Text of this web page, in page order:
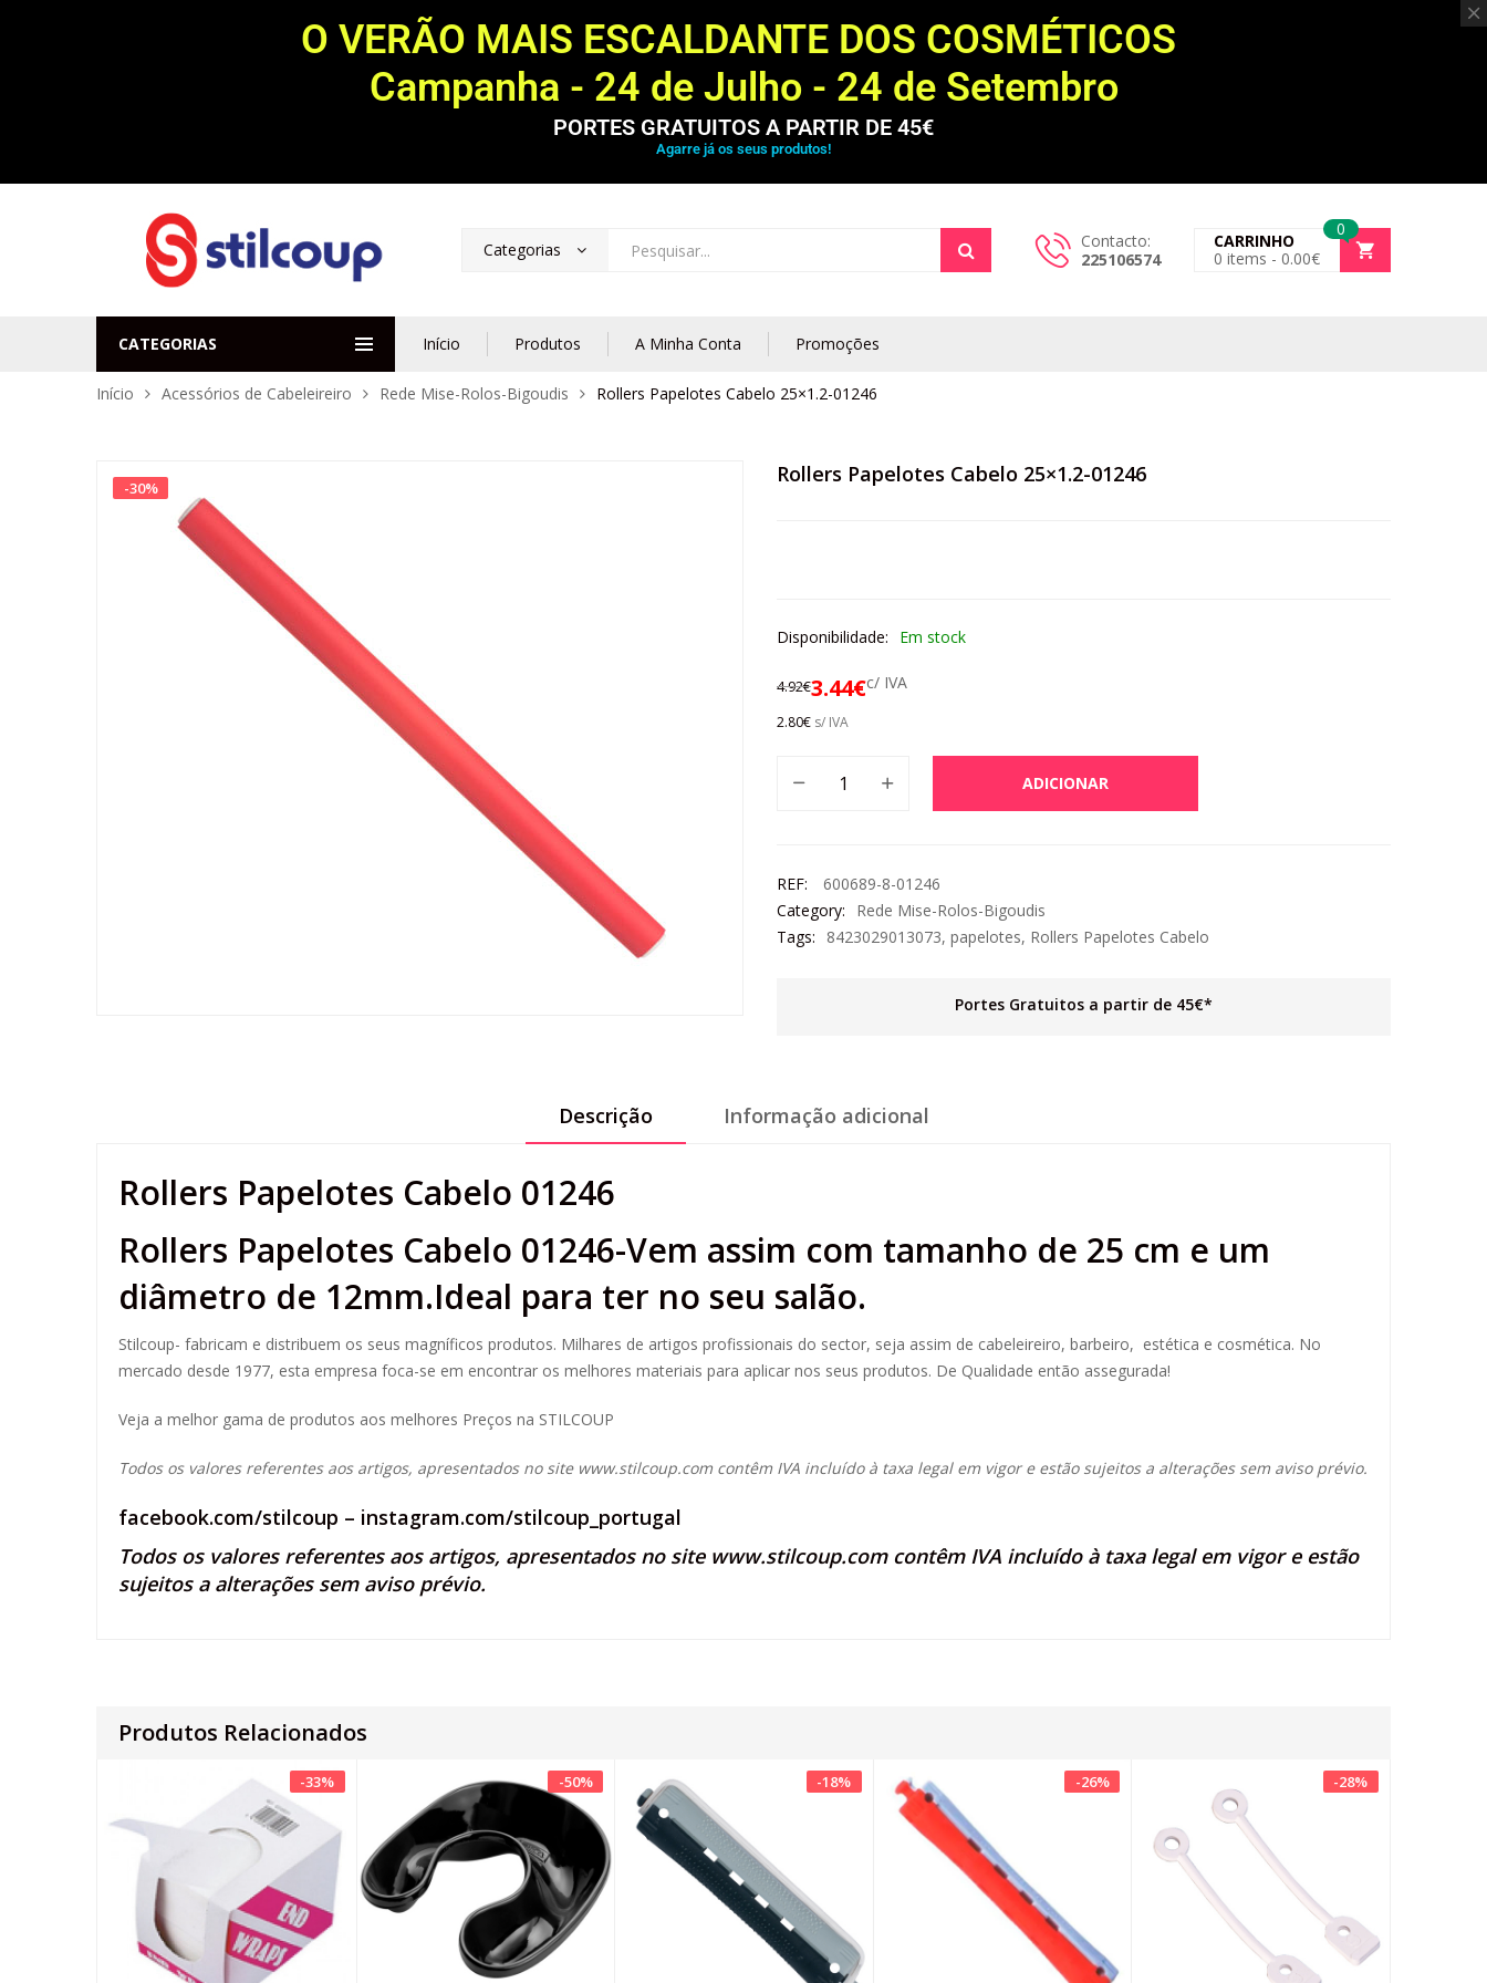
O VERÃO MAIS ESCALDANTE DOS COSMÉTICOS
Campanha - 24 de Julho - 24 de Setembro
PORTES GRATUITOS A PARTIR DE 45€
Agarre já os seus produtos!
Categorias
Contacto:
225106574
0
CARRINHO
0 items - 0.00€
CATEGORIAS Início Produtos A Minha Conta Promoções
Início Acessórios de Cabeleireiro Rede Mise-Rolos-Bigoudis Rollers Papelotes Cabelo 25×1.2-01246
-30%
Rollers Papelotes Cabelo 25×1.2-01246
Disponibilidade: Em stock
4.92€3.44€c/ IVA
2.80€ s/ IVA
ADICIONAR
REF:
600689-8-01246
Category:
Rede Mise-Rolos-Bigoudis
Tags:
8423029013073, papelotes, Rollers Papelotes Cabelo
Portes Gratuitos a partir de 45€*
Descrição Informação adicional
Rollers Papelotes Cabelo 01246
Rollers Papelotes Cabelo 01246-Vem assim com tamanho de 25 cm e um
diâmetro de 12mm.Ideal para ter no seu salão.
Stilcoup- fabricam e distribuem os seus magníficos produtos. Milhares de artigos profissionais do sector, seja assim de cabeleireiro, barbeiro, estética e cosmética. No
mercado desde 1977, esta empresa foca-se em encontrar os melhores materiais para aplicar nos seus produtos. De Qualidade então assegurada!
Veja a melhor gama de produtos aos melhores Preços na STILCOUP
Todos os valores referentes aos artigos, apresentados no site www.stilcoup.com contêm IVA incluído à taxa legal em vigor e estão sujeitos a alterações sem aviso prévio.
facebook.com/stilcoup – instagram.com/stilcoup_portugal
Todos os valores referentes aos artigos, apresentados no site www.stilcoup.comcontêm IVA incluído à taxa legal em vigor e estão
sujeitos a alterações sem aviso prévio.
Produtos Relacionados
-33% -50% -18% -26% -28%